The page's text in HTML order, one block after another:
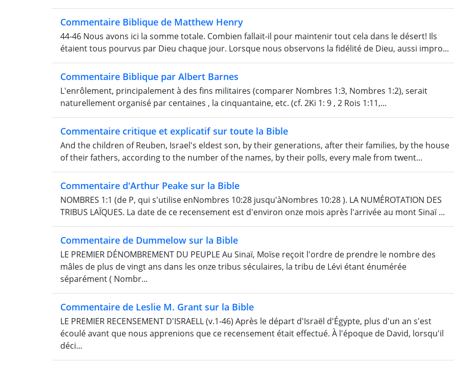
Commentaire Biblique de Matthew Henry
44-46 Nous avons ici la somme totale. Combien fallait-il pour maintenir tout cela dans le désert! Ils
étaient tous pourvus par Dieu chaque jour. Lorsque nous observons la fidélité de Dieu, aussi impro...
Commentaire Biblique par Albert Barnes
L'enrôlement, principalement à des fins militaires (comparer Nombres 1:3, Nombres 1:2), serait
naturellement organisé par centaines , la cinquantaine, etc. (cf. 2Ki 1: 9 , 2 Rois 1:11,...
Commentaire critique et explicatif sur toute la Bible
And the children of Reuben, Israel's eldest son, by their generations, after their families, by the house
of their fathers, according to the number of the names, by their polls, every male from twent...
Commentaire d'Arthur Peake sur la Bible
NOMBRES 1:1 (de P, qui s'utilise enNombres 10:28 jusqu'àNombres 10:28 ). LA NUMÉROTATION DES
TRIBUS LAÏQUES. La date de ce recensement est d'environ onze mois après l'arrivée au mont Sinaï ...
Commentaire de Dummelow sur la Bible
LE PREMIER DÉNOMBREMENT DU PEUPLE Au Sinaï, Moïse reçoit l'ordre de prendre le nombre des
mâles de plus de vingt ans dans les onze tribus séculaires, la tribu de Lévi étant énumérée
séparément ( Nombr...
Commentaire de Leslie M. Grant sur la Bible
LE PREMIER RECENSEMENT D'ISRAELL (v.1-46) Après le départ d'Israël d'Égypte, plus d'un an s'est
écoulé avant que nous apprenions que ce recensement était effectué. À l'époque de David, lorsqu'il
déci...